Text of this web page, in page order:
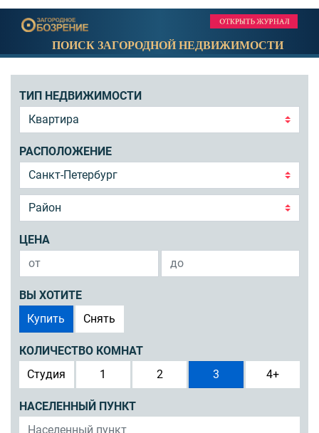
ПОИСК ЗАГОРОДНОЙ НЕДВИЖИМОСТИ
ТИП НЕДВИЖИМОСТИ
РАСПОЛОЖЕНИЕ
ЦЕНА
ВЫ ХОТИТЕ
Купить
Снять
КОЛИЧЕСТВО КОМНАТ
Студия
1 2 3 4+
НАСЕЛЕННЫЙ ПУНКТ